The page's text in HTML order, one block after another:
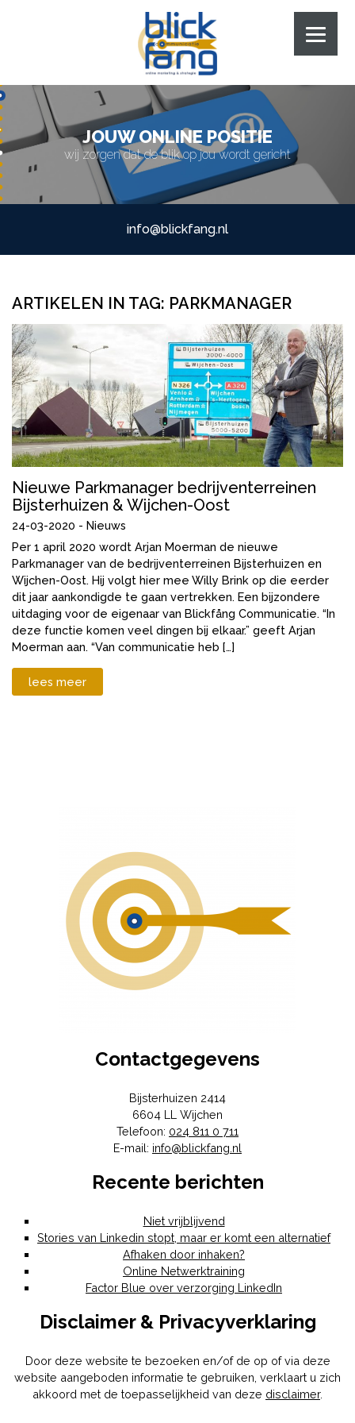
JOUW ONLINE POSITIE
wij zorgen dat de blik op jou wordt gericht
info@blickfang.nl
ARTIKELEN IN TAG: PARKMANAGER
Nieuwe Parkmanager bedrijventerreinen
Bijsterhuizen & Wijchen-Oost
24-03-2020 - Nieuws
Per 1 april 2020 wordt Arjan Moerman de nieuwe
Parkmanager van de bedrijventerreinen Bijsterhuizen en
Wijchen-Oost. Hij volgt hier mee Willy Brink op die eerder
dit jaar aankondigde te gaan vertrekken. Een bijzondere
uitdaging voor de eigenaar van Blickfång Communicatie. “In
deze functie komen veel dingen bij elkaar.” geeft Arjan
Moerman aan. “Van communicatie heb […]
lees meer
Contactgegevens
Bijsterhuizen 2414
6604 LL Wijchen
Telefoon: 024 811 0 711
E-mail: info@blickfang.nl
Recente berichten
Niet vrijblijvend
Stories van Linkedin stopt, maar er komt een alternatief
Afhaken door inhaken?
Online Netwerktraining
Factor Blue over verzorging LinkedIn
Disclaimer & Privacyverklaring
Door deze website te bezoeken en/of de op of via deze
website aangeboden informatie te gebruiken, verklaart u zich
akkoord met de toepasselijkheid van deze disclaimer.